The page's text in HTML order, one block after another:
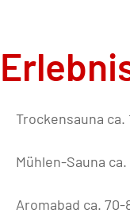
Trockensauna ca.
Mühlen-Sauna ca.
Aromabad ca. 70-